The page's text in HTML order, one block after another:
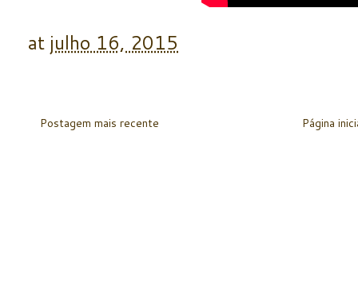
at julho 16, 2015
Postagem mais recente Página